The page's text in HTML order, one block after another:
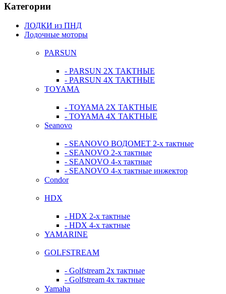
Категории
ЛОДКИ из ПНД
Лодочные моторы
PARSUN
- PARSUN 2Х ТАКТНЫЕ
- PARSUN 4Х ТАКТНЫЕ
TOYAMA
- TOYAMA 2Х ТАКТНЫЕ
- TOYAMA 4Х ТАКТНЫЕ
Seanovo
- SEANOVO ВОДОМЕТ 2-х тактные
- SEANOVO 2-х тактные
- SEANOVO 4-х тактные
- SEANOVO 4-х тактные инжектор
Condor
HDX
- HDX 2-х тактные
- HDX 4-х тактные
YAMARINE
GOLFSTREAM
- Golfstream 2х тактные
- Golfstream 4х тактные
Yamaha